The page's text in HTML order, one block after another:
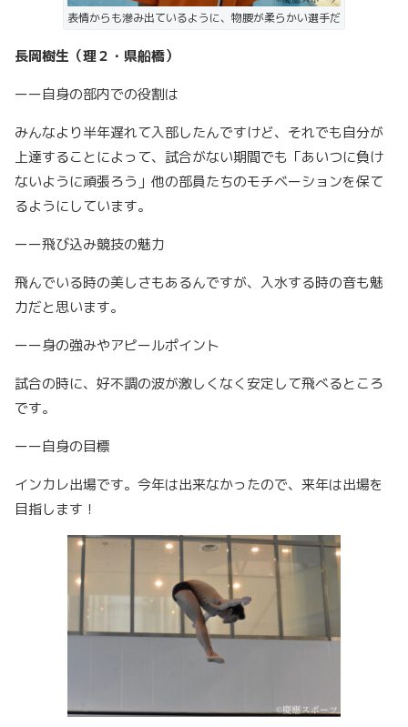
表情からも滲み出ているように、物腰が柔らかい選手だ
長岡樹生（理２・県船橋）
ーー自身の部内での役割は
みんなより半年遅れて入部したんですけど、それでも自分が
上達することによって、試合がない期間でも「あいつに負け
ないように頑張ろう」他の部員たちのモチベーションを保て
るようにしています。
ーー飛び込み競技の魅力
飛んでいる時の美しさもあるんですが、入水する時の音も魅
力だと思います。
ーー身の強みやアピールポイント
試合の時に、好不調の波が激しくなく安定して飛べるところ
です。
ーー自身の目標
インカレ出場です。今年は出来なかったので、来年は出場を
目指します！